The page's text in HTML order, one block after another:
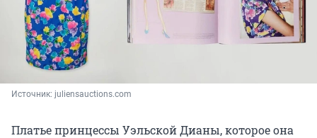
Источник: juliensauctions.com
Платье принцессы Уэльской Дианы, которое она